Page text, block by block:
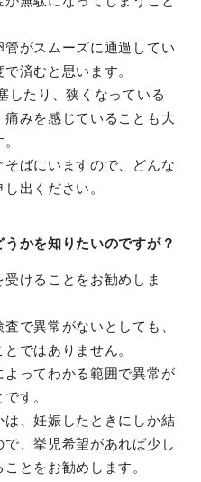
がスムーズに通過してい
済むと思います。
したり、狭くなっている
痛みを感じていることも大
ばにいますので、どんな
出ください。
かを知りたいのですが？
けることをお勧めしま
で異常がないとしても、
ではありません。
よってわかる範囲で異常が
す。
は、妊娠したときにしか結
、挙児希望があれば少し
とをお勧めします。